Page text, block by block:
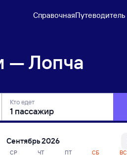
СправочнаяПутеводитель
— Лопча
Кто едет
Сентябрь 2026
СР ЧТ ПТ СБ ВС